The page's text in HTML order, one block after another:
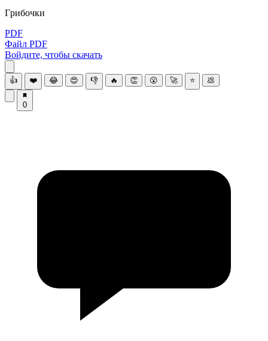
Гpибочки
PDF
Файл PDF
Войдите, чтобы скачать
👍 ❤️ 😂 😍 👎 🔥 👏 😮 🚀 ⭐ 💩
0